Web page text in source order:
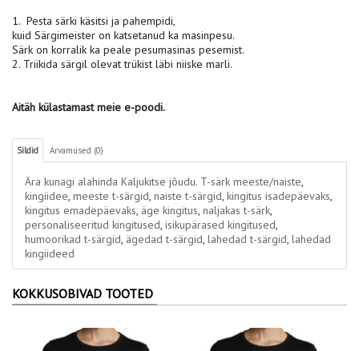
1. Pesta särki käsitsi ja pahempidi,
kuid Särgimeister on katsetanud ka masinpesu.
Särk on korralik ka peale pesumasinas pesemist.
2. Triikida särgil olevat trükist läbi niiske marli.
Aitäh külastamast meie e-poodi.
Sildid Arvamused (0)
Ära kunagi alahinda Kaljukitse jõudu. T-särk meeste/naiste,
kingiidee, meeste t-särgid, naiste t-särgid, kingitus isadepäevaks,
kingitus emadepäevaks, äge kingitus, naljakas t-särk,
personaliseeritud kingitused, isikupärased kingitused,
humoorikad t-särgid, ägedad t-särgid, lahedad t-särgid, lahedad
kingiideed
KOKKUSOBIVAD TOOTED